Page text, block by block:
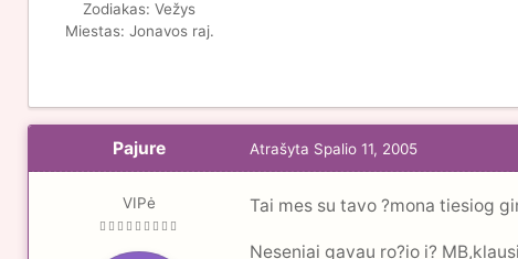
Zodiakas: Vežys
Miestas: Jonavos raj.
Pajure
VIPė
Atrašyta Spalio 11, 2005
Tai mes su tavo ?mona tiesiog
Neseniai gavau ro?io i?